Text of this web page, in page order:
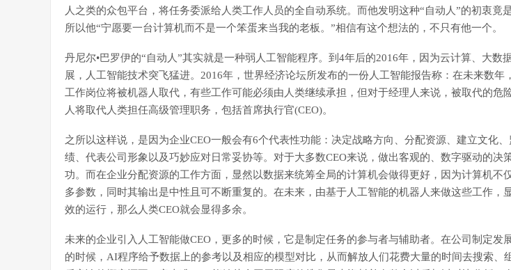
人之类的众包平台，将任务委派给人类工作人员的全自动系统。而他发明这种“自动人”的初衷竟
所以他“宁愿要一台计算机而不是一个笨蛋来当我的老板。”相信有这个想法的，不只有他一个。
丹尼尔•巴罗伊的“自动人”其实就是一种弱人工智能程序。到4年后的2016年，因为云计算、大数
展，人工智能技术突飞猛进。2016年，世界经济论坛所发布的一份人工智能报告称：在未来数年
工作岗位将被机器人取代，有些工作可能必须由人类继续承担，但对于经理人来说，被取代的危
人将取代人类担任高级管理职务，包括首席执行官(CEO)。
之所以这样说，是因为企业CEO一般会有6个代表性功能：决定战略方向、分配资源、建立文化
绩、代表公司形象以及巧妙应对日常妥协等。对于大多数CEO来说，做出客观的、数字驱动的决
功。而在企业分配资源的工作方面，显然以数据来统筹全局的计算机会做得更好，因为计算机不
多参数，同时其输出是中性且可不断重复的。在未来，由基于人工智能的机器人来做这些工作，
效的运行，那么人类CEO就会显得多余。
未来的企业引入人工智能做CEO，更多的时候，它是制定任务的参与者与辅助者。在公司制定发
的时候，AI程序给予数据上的参考以及相应的模型对比，从而解放人们花费大量的时间去搜索、